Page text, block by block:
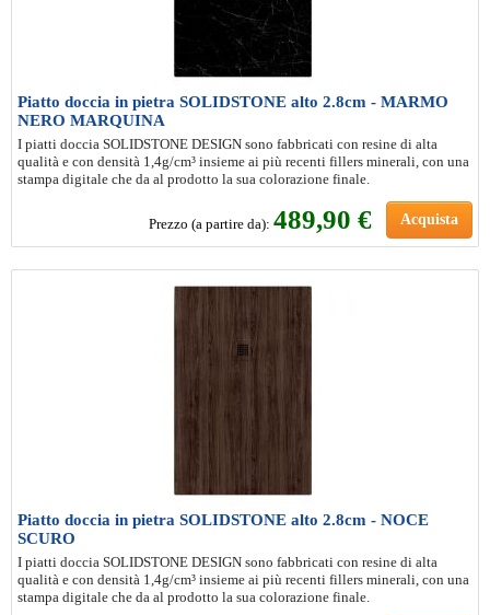
Piatto doccia in pietra SOLIDSTONE alto 2.8cm - MARMO
NERO MARQUINA
I piatti doccia SOLIDSTONE DESIGN sono fabbricati con resine di alta
qualità e con densità 1,4g/cm³ insieme ai più recenti fillers minerali, con una
stampa digitale che da al prodotto la sua colorazione finale.
Prezzo (a partire da): 489,90 € Acquista
Piatto doccia in pietra SOLIDSTONE alto 2.8cm - NOCE
SCURO
I piatti doccia SOLIDSTONE DESIGN sono fabbricati con resine di alta
qualità e con densità 1,4g/cm³ insieme ai più recenti fillers minerali, con una
stampa digitale che da al prodotto la sua colorazione finale.